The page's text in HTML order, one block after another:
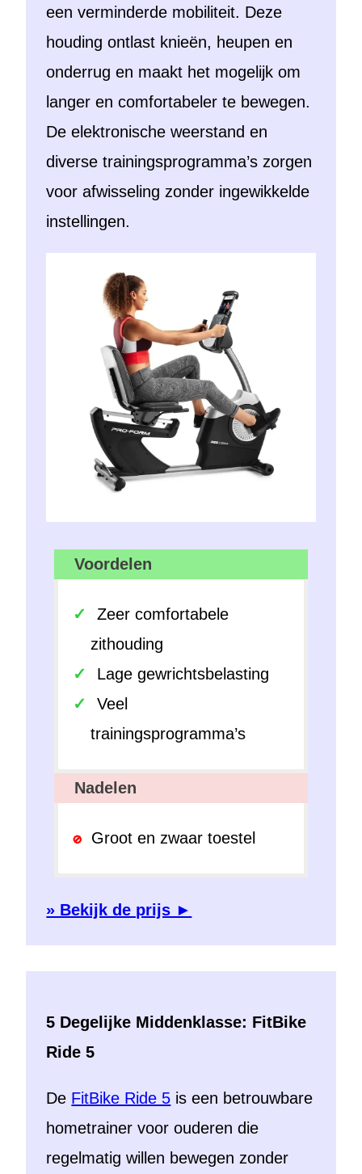
een verminderde mobiliteit. Deze
houding ontlast knieën, heupen en
onderrug en maakt het mogelijk om
langer en comfortabeler te bewegen.
De elektronische weerstand en
diverse trainingsprogramma’s zorgen
voor afwisseling zonder ingewikkelde
instellingen.
Voordelen
Zeer comfortabele
zithouding
Lage gewrichtsbelasting
Veel
trainingsprogramma’s
Nadelen
Groot en zwaar toestel
» Bekijk de prijs ►
5 Degelijke Middenklasse: FitBike
Ride 5
De FitBike Ride 5 is een betrouwbare
hometrainer voor ouderen die
regelmatig willen bewegen zonder